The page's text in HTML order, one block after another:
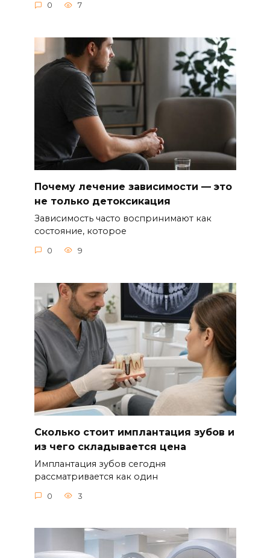
0 7
Почему лечение зависимости — это
не только детоксикация
Зависимость часто воспринимают как
состояние, которое
0 9
Сколько стоит имплантация зубов и
из чего складывается цена
Имплантация зубов сегодня
рассматривается как один
0 3